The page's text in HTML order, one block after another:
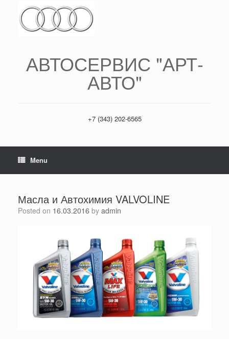
АВТОСЕРВИС "АРТ-
АВТО"
+7 (343) 202-6565
Menu
Масла и Автохимия VALVOLINE
Posted on 16.03.2016 by admin